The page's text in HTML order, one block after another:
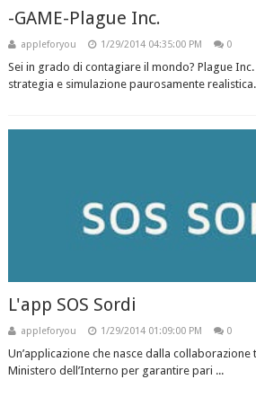
-GAME-Plague Inc.
appleforyou 1/29/2014 04:35:00 PM 0
Sei in grado di contagiare il mondo? Plague
strategia e simulazione paurosamente
L'app SOS Sordi
appleforyou 1/29/2014 01:09:00 PM 0
Un’applicazione che nasce dalla collaborazione
Ministero dell’Interno per garantire pari ...